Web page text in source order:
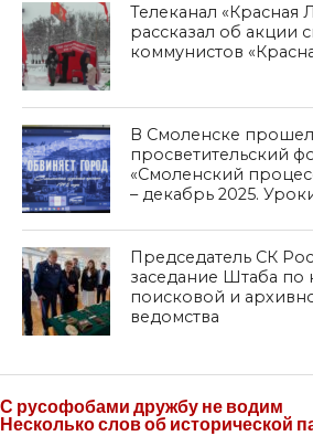
Телеканал «Красная
рассказал об акции
коммунистов
В Смоленске
просветительский
«Смоленский
– декабрь 2025.
Председатель СК
заседание Штаба
поисковой и
ведомства
С русофобами дружбу не водим
Несколько слов об исторической